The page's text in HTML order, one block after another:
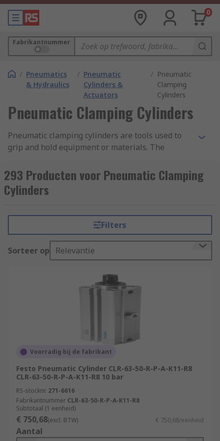
0
Fabrikantnummer
/ Pneumatics
& Hydraulics
/ Pneumatic
Cylinders &
Actuators
/ Pneumatic
Clamping
Cylinders
Pneumatic Clamping Cylinders
Pneumatic clamping cylinders are tools used to
grip and hold equipment or materials. The
operations, for securing the actuator rod in a
vertical position and preventing it from
retracting, which is essential for operator safety.
They have spring-like mechanisms that are kept
in an open position by the pressure in the
pneumatic system. If a drop in pressure occurs
because of a leak, the clamps will snap closed
and secure the rod until the air pressure is
normalised. There are different types of cylinder
mounting which includes through-hole mounting
RS have a great range of standard pneumatic
equipment including pneumatic clamping
cylinders with bore diameters ranging from 12
mm to 63 mm and clamping arm attachments
made from corrosion resistant material to meet
all your clamping tasks.
What are clamping cylinders used for?
Pneumatic clamps use air actuated cylinders to
operate the clamping action. Clamping cylinders
293 Producten voor Pneumatic Clamping
Cylinders
Filters
Sorteer op Relevantie
Voorradig bij de fabrikant
Festo Pneumatic Cylinder CLR-63-50-R-P-A-K11-R8
CLR-63-50-R-P-A-K11-R8 10 bar
RS-stocknr. 271-6616
Fabrikantnummer CLR-63-50-R-P-A-K11-R8
Subtotaal (1 eenheid)
€ 750,68(excl. BTW) € 750,68/eenheid
Aantal